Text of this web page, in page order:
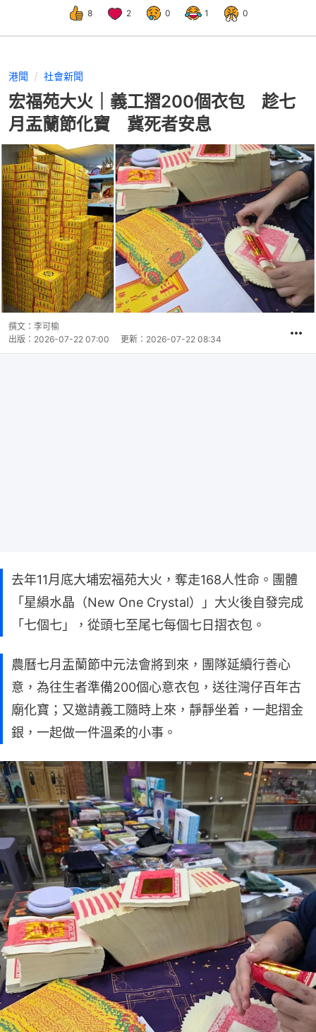
8 2 0 1 0
港聞 社會新聞
宏福苑大火｜義工摺200個衣包 趁七
月盂蘭節化寶 冀死者安息
撰文： 李可榆
出版： 2026-07-22 07:00 更新： 2026-07-22 08:34
去年11月底大埔宏福苑大火，奪走168人性命。團體
「星縜水晶（New One Crystal）」大火後自發完成
「七個七」，從頭七至尾七每個七日摺衣包。
農曆七月盂蘭節中元法會將到來，團隊延續行善心
意，為往生者準備200個心意衣包，送往灣仔百年古
廟化寶；又邀請義工隨時上來，靜靜坐着，一起摺金
銀，一起做一件溫柔的小事。